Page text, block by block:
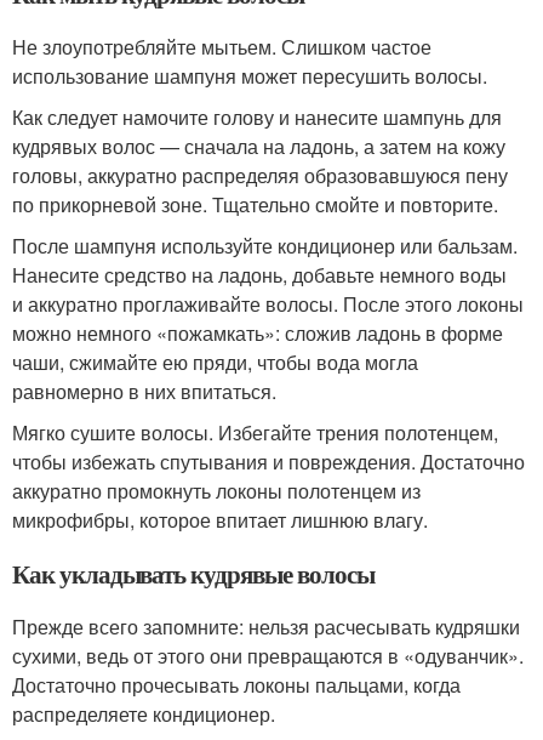
Не злоупотребляйте мытьем. Слишком частое
использование шампуня может пересушить волосы.
Как следует намочите голову и нанесите шампунь для
кудрявых волос — сначала на ладонь, а затем на кожу
головы, аккуратно распределяя образовавшуюся пену
по прикорневой зоне. Тщательно смойте и повторите.
После шампуня используйте кондиционер или бальзам.
Нанесите средство на ладонь, добавьте немного воды
и аккуратно проглаживайте волосы. После этого локоны
можно немного «пожамкать»: сложив ладонь в форме
чаши, сжимайте ею пряди, чтобы вода могла
равномерно в них впитаться.
Мягко сушите волосы. Избегайте трения полотенцем,
чтобы избежать спутывания и повреждения. Достаточно
аккуратно промокнуть локоны полотенцем из
микрофибры, которое впитает лишнюю влагу.
Как укладывать кудрявые волосы
Прежде всего запомните: нельзя расчесывать кудряшки
сухими, ведь от этого они превращаются в «одуванчик».
Достаточно прочесывать локоны пальцами, когда
распределяете кондиционер.